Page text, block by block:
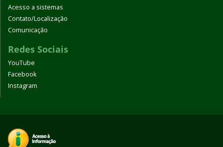
Acesso a sistemas
Contato/Localização
Comunicação
Redes Sociais
YouTube
Facebook
Instagram